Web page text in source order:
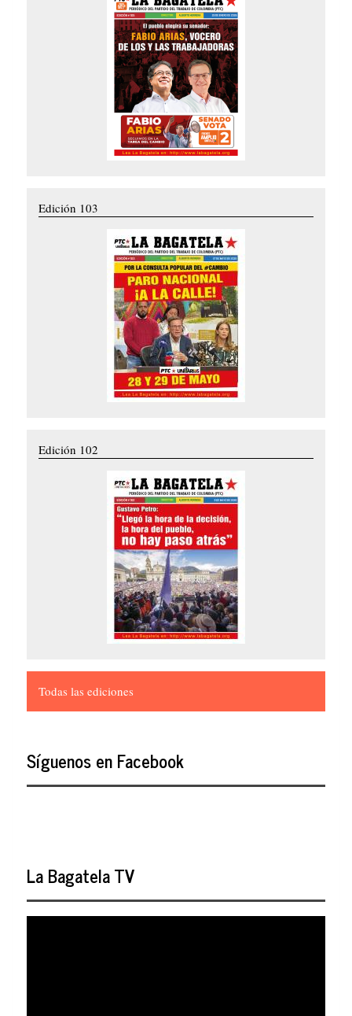
Edición 103
Edición 102
Todas las ediciones
Síguenos en Facebook
La Bagatela TV